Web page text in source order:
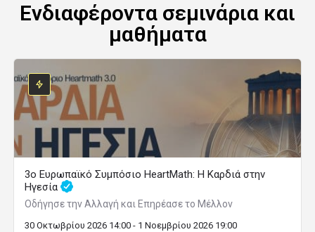
Ενδιαφέροντα σεμινάρια και
μαθήματα
3ο Ευρωπαϊκό Συμπόσιο HeartMath: Η Καρδιά στην
Ηγεσία
Οδήγησε την Αλλαγή και Επηρέασε το Μέλλον
30 Οκτωβρίου 2026 14:00 - 1 Νοεμβρίου 2026 19:00